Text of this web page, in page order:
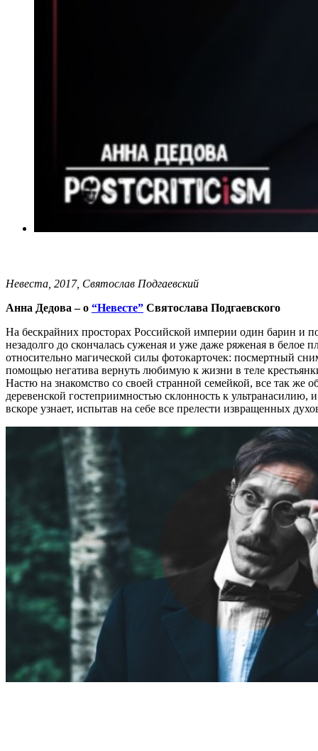
Невеста, 2017, Святослав Подгаевский
Анна Дедова – о “Невесте” Святослава Подгаевского
На бескрайних просторах Российской империи один барин и
незадолго до скончалась суженая и уже даже ряженая в
относительно магической силы фотокарточек: посмертный
помощью негатива вернуть любимую к жизни в теле
Настю на знакомство со своей странной семейкой, все так же
деревенской гостеприимностью склонность к
вскоре узнает, испытав на себе все прелести извращенных